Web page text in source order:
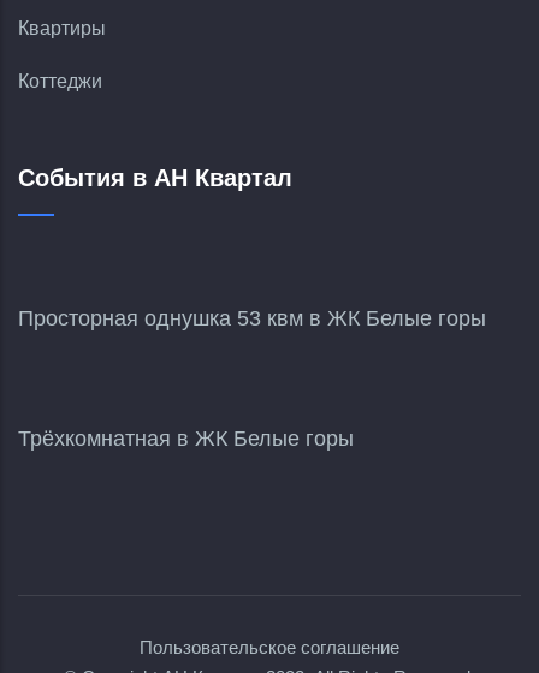
Квартиры
Коттеджи
События в АН Квартал
Просторная однушка 53 квм в ЖК Белые горы
Трёхкомнатная в ЖК Белые горы
Пользовательское соглашение